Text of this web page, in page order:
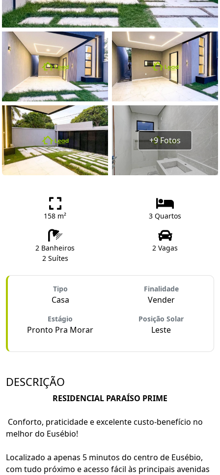
+9 Fotos
158 m² 3 Quartos
2 Banheiros
2 Suítes
2 Vagas
Tipo
Casa
Finalidade
Vender
Estágio
Pronto Pra Morar
Posição Solar
Leste
DESCRIÇÃO
RESIDENCIAL PARAÍSO PRIME
Conforto, praticidade e excelente custo-benefício no
melhor do Eusébio!
Localizado a apenas 5 minutos do centro de Eusébio,
com tudo próximo e acesso fácil às principais avenidas